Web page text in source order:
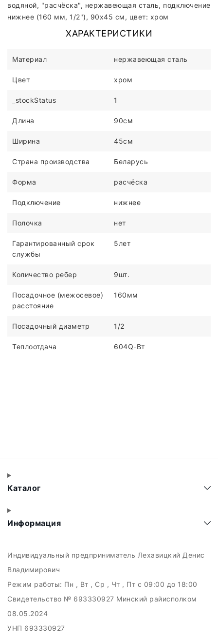
водяной, "расчёска", нержавеющая сталь, подключение
нижнее (160 мм, 1/2"), 90x45 см, цвет: хром
ХАРАКТЕРИСТИКИ
Материал нержавеющая сталь
Цвет хром
_stockStatus 1
Длина 90см
Ширина 45см
Страна производства Беларусь
Форма расчёска
Подключение нижнее
Полочка нет
Гарантированный срок
службы
5лет
Количество ребер 9шт.
Посадочное (межосевое)
расстояние
160мм
Посадочный диаметр 1/2
Теплоотдача 604Q-Вт
Каталог
Информация
Индивидуальный предприниматель Лехавицкий Денис
Владимирович
Режим работы: Пн , Вт , Ср , Чт , Пт c 09:00 до 18:00
Свидетельство № 693330927 Минский райисполком
08.05.2024
УНП 693330927